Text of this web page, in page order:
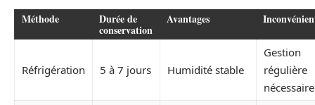
Méthode Durée de
conservation
Avantages
Réfrigération 5 à 7 jours Humidité stable
Gestion
régulière
nécessaire